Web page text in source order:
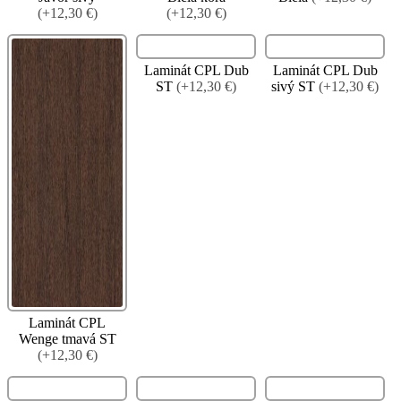
(+12,30 €)
(+12,30 €)
Laminát CPL
Wenge tmavá ST
(+12,30 €)
Laminát CPL Dub
ST (+12,30 €)
Laminát CPL Dub
sivý ST (+12,30 €)